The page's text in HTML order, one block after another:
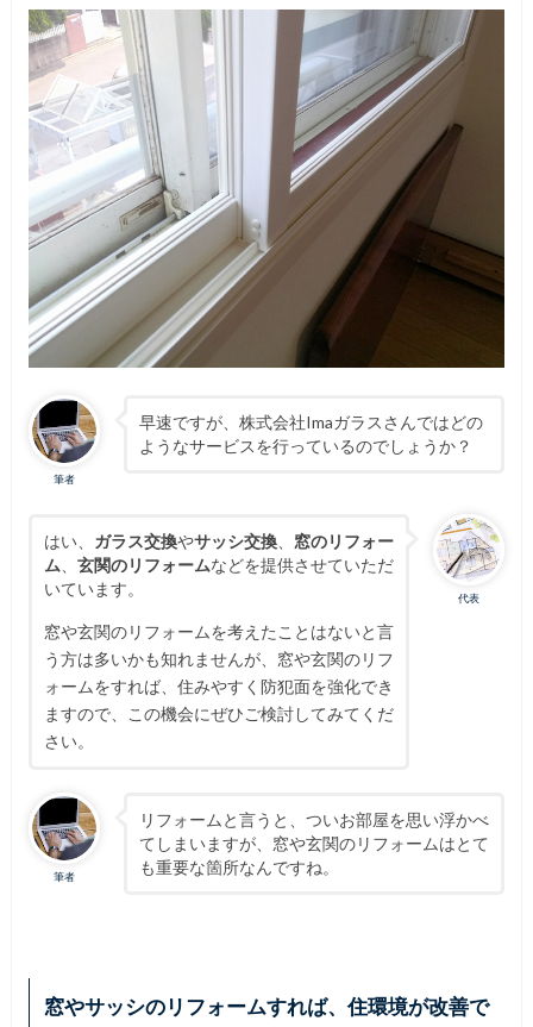
筆者
早速ですが、株式会社Imaガラスさんではどの
ようなサービスを行っているのでしょうか？
代表
はい、 ガラス交換やサッシ交換、 窓のリフォー
ム
玄関のリフォームなどを提供させていただ
いています。
窓や玄関のリフォームを考えたことはないと言
う方は多いかも知れませんが、窓や玄関のリフ
ォームをすれば、住みやすく防犯面を強化でき
ますので、この機会にぜひご検討してみてくだ
さい。
筆者
リフォームと言うと、ついお部屋を思い浮かべ
てしまいますが、窓や玄関のリフォームはとて
も重要な箇所なんですね。
窓やサッシのリフォームすれば、住環境が改善で